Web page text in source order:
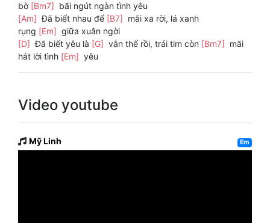
bờ [Bm7] bãi ngút ngàn tình yêu
[Am] Ðã biết nhau để [B7] mãi xa rời, lá xanh
rụng [Em] giữa xuân ngời
[D] Ðã biết yêu là [G] vẫn thế rồi, trái tim còn [Bm7] mãi
hát lời tình [Em] yêu
Video youtube
Mỹ Linh Em